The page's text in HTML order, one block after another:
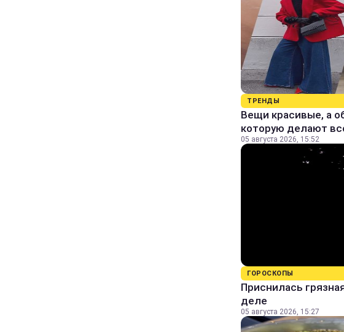
ТРЕНДЫ
Вещи красивые, а
которую делают
05 августа 2026, 15:52
ГОРОСКОПЫ
Приснилась
деле
05 августа 2026, 15:27